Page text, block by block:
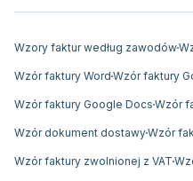
Wzory faktur według zawodów
Wzór faktury Word Wzór faktury
Wzór faktury Google Docs Wzór
Wzór dokument dostawyWzór
Wzór faktury zwolnionej z VAT